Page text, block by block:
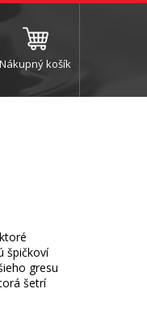
leštiace valce
Nákupný košík
špičkoví
gresu
šetrí